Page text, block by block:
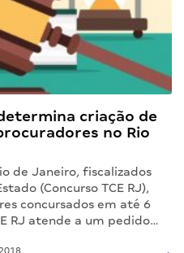
criação de
no Rio
de Janeiro, fiscalizados
(Concurso TCE RJ),
concursados em até 6
RJ atende a um pedido…